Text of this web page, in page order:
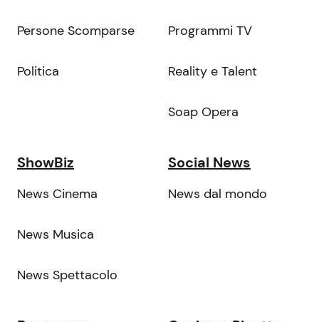
Persone Scomparse
Politica
Programmi TV
Reality e Talent
Soap Opera
ShowBiz
News Cinema
News Musica
News Spettacolo
Social News
News dal mondo